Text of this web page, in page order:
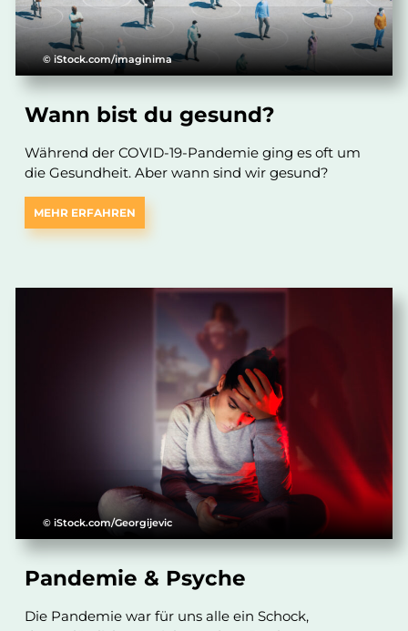
© iStock.com/imaginima
Wann bist du gesund?
Während der COVID-19-Pandemie ging es oft um
die Gesundheit. Aber wann sind wir gesund?
MEHR ERFAHREN
© iStock.com/Georgijevic
Pandemie & Psyche
Die Pandemie war für uns alle ein Schock,